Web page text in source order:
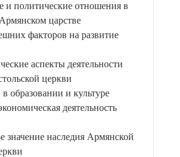
и политические отношения в
царстве
факторов на развитие
аспекты деятельности
церкви
образовании и культуре
деятельность
значение наследия Армянской